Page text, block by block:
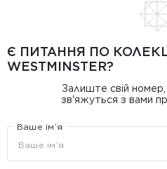
Є ПИТАННЯ ПО
WESTMINSTER?
Залиште свій
зв'яжуться з вами
Ваше ім’я